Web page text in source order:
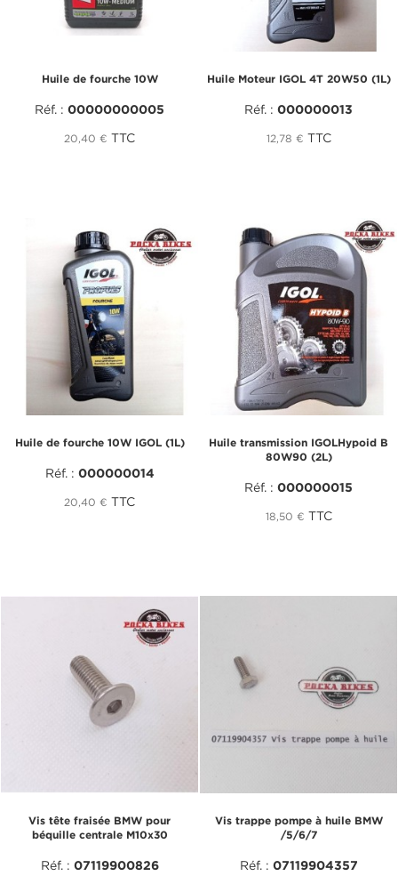
Huile de fourche 10W
Réf. : 00000000005
20,40 € TTC
Huile Moteur IGOL 4T 20W50 (1L)
Réf. : 000000013
12,78 € TTC
Huile de fourche 10W IGOL (1L)
Réf. : 000000014
20,40 € TTC
Huile transmission IGOLHypoid B
80W90 (2L)
Réf. : 000000015
18,50 € TTC
Vis tête fraisée BMW pour
béquille centrale M10x30
Réf. : 07119900826
Vis trappe pompe à huile BMW
/5/6/7
Réf. : 07119904357